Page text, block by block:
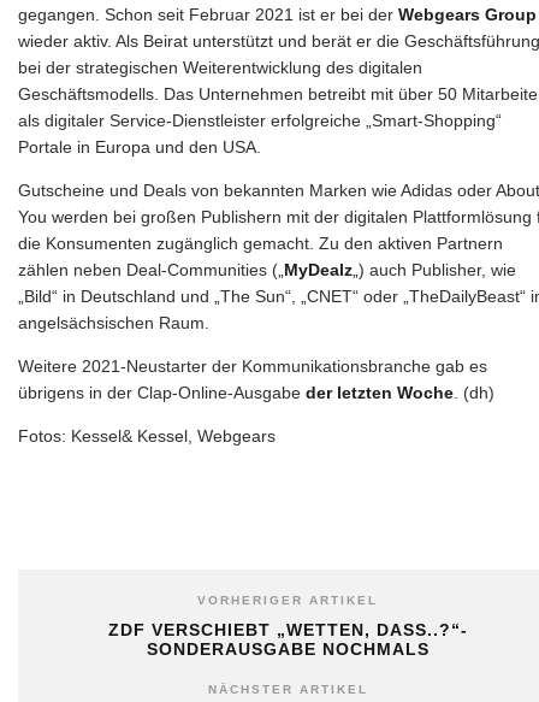
gegangen. Schon seit Februar 2021 ist er bei der Webgears Group
wieder aktiv. Als Beirat unterstützt und berät er die Geschäftsführung
bei der strategischen Weiterentwicklung des digitalen
Geschäftsmodells. Das Unternehmen betreibt mit über 50
als digitaler Service-Dienstleister erfolgreiche „Smart-Shopping“
Portale in Europa und den USA.
Gutscheine und Deals von bekannten Marken wie Adidas oder About
You werden bei großen Publishern mit der digitalen Plattformlösung
die Konsumenten zugänglich gemacht. Zu den aktiven Partnern
zählen neben Deal-Communities („MyDealz„) auch Publisher, wie
„Bild“ in Deutschland und „The Sun“, „CNET“ oder „TheDailyBeast“
angelsächsischen Raum.
Weitere 2021-Neustarter der Kommunikationsbranche gab es
übrigens in der Clap-Online-Ausgabe der letzten Woche. (dh)
Fotos: Kessel& Kessel, Webgears
VORHERIGER ARTIKEL
ZDF VERSCHIEBT „WETTEN, DASS..?“-
SONDERAUSGABE NOCHMALS
NÄCHSTER ARTIKEL